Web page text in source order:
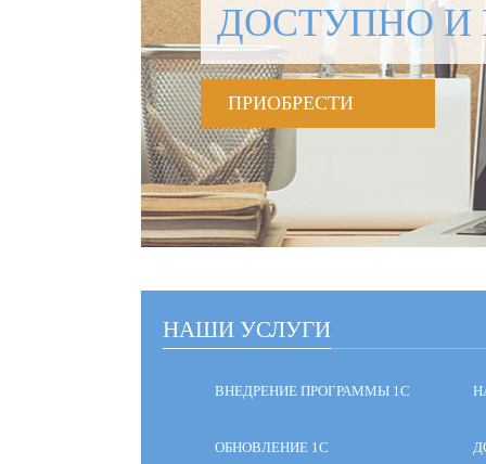
ДОСТУПНО И
ПРИОБРЕСТИ
НАШИ УСЛУГИ
ВНЕДРЕНИЕ ПРОГРАММЫ 1С
ОБНОВЛЕНИЕ 1С